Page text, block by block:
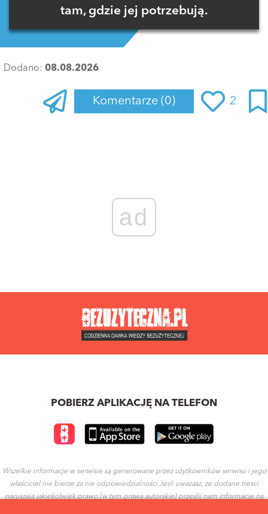
tam, gdzie jej potrzebują.
Dodano: 08.08.2026
Komentarze (0) 2
ad
POBIERZ APLIKACJĘ NA TELEFON
Wszelkie informacje w serwisie są generowane przez użytkowników serwisu i jego
właściciel nie bierze za nie odpowiedzialności.Jesli uwazasz, ze dodane tresci
naruszaja jakiekolwiek prawo (w tym prawa autorskie) przeslij nam informacje na